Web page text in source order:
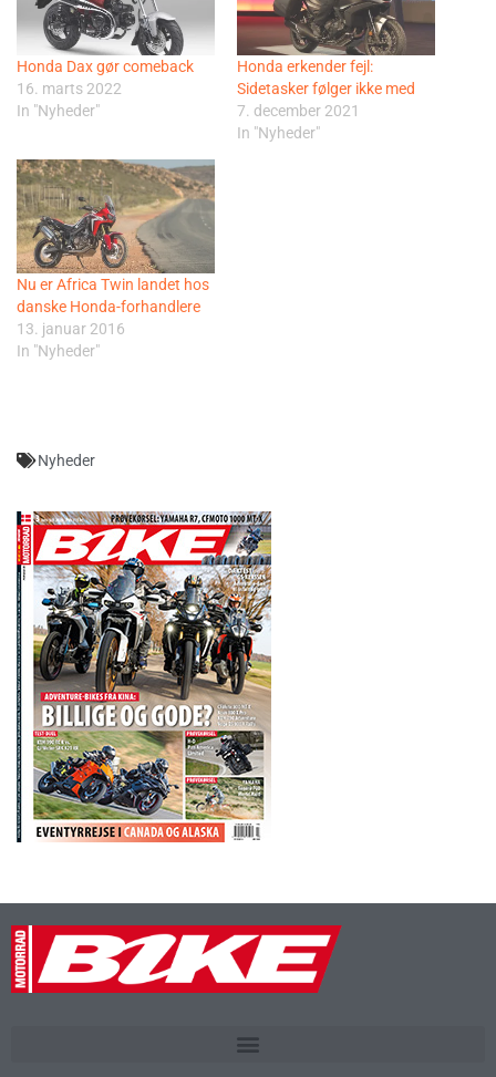
Honda Dax gør comeback
16. marts 2022
In "Nyheder"
Honda erkender fejl:
Sidetasker følger ikke med
7. december 2021
In "Nyheder"
Nu er Africa Twin landet hos
danske Honda-forhandlere
13. januar 2016
In "Nyheder"
Nyheder